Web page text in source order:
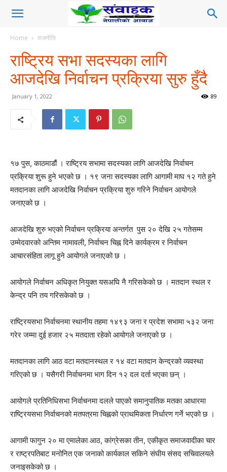
Home राजनीति
राष्ट्रिय सभा सदस्यका लागि
आजदेखि निर्वाचन प्रक्रिया सुरु हुँदै
January 1, 2022 89
१७ पुस, काठमाडौं । राष्ट्रिय सभामा सदस्यका लागि आजदेखि निर्वाचन
प्रक्रिया शुरू हुने भएको छ । १९ जना सदस्यका लागि आगामी माघ १२ गते हुने
मतदानका लागि आजदेखि निर्वाचन प्रक्रिया शुरु गरिने निर्वाचन आयोगले
जनाएको छ ।
आजदेखि शुरु भएको निर्वाचन प्रक्रिया अन्तर्गत पुस २० देखि २५ गतेसम्म
उम्मेदवारको अन्तिम नामावली, निर्वाचन चिह्न दिने कार्यक्रम र निर्वाचन
आचारसंहिता लागू हुने आयोगले जनाएको छ ।
आयोगले निर्वाचन अधिकृत नियुक्त यसअघि नै गरिसकेको छ । मतदान स्थल र
केन्द्र पनि तय गरिसकेको छ ।
राष्ट्रियसभा निर्वाचनमा स्थानीय तहमा १४९३ जना र प्रदेश सभामा ५३२ जना
गरेर जम्मा दुई हजार २५ मतदाता रहेको आयोगले जनाएको छ ।
मतदानका लागि आठ वटा मतदानस्थल र १४ वटा मतदान केन्द्रको व्यवस्था
गरिएको छ । यसैगरी निर्वाचनमा भाग दिन १२ दल दर्ता भएका छन् ।
आयोगले प्रतिनिधिसभा निर्वाचनमा दलले पाएको समानुपातिक मतका आधारमा
राष्ट्रियसभा निर्वाचनको मतपत्रमा चिह्नको प्राथमिकता निर्धारण गर्ने भएको छ ।
आगामी फागुन २० मा एमालेका आठ, कांग्रेसका तीन, एकीकृत समाजवादीका चार
र राष्ट्रपतिबाट मनोनित एक जनाको कार्यकाल सकिने संघीय संसद सचिवालयले
जनाइसकेको छ ।